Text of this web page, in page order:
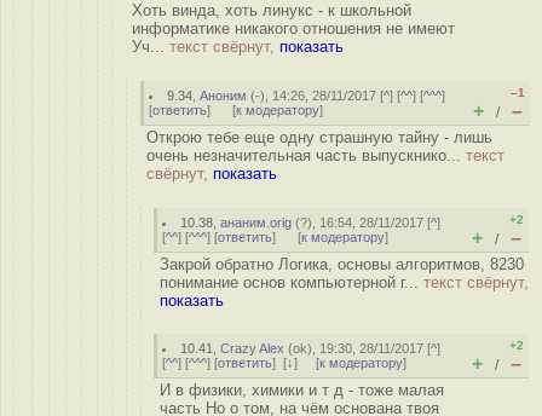
Хоть винда, хоть линукс - к школьной
информатике никакого отношения не имеют
Уч... текст свёрнут, показать
9.34 ,Аноним (-), 14:26, 28/11/2017 [^] [^^] [^^^]
[ответить] [к модератору]
–1
+ / –
Открою тебе еще одну страшную тайну - лишь
очень незначительная часть выпускнико... текст
свёрнут, показать
10.38 ,ананим.orig (?), 16:54, 28/11/2017 [^]
[^^] [^^^] [ответить] [к модератору]
+2
+ / –
Закрой обратно Логика, основы алгоритмов, 8230
понимание основ компьютерной г... текст свёрнут,
показать
10.41 ,Crazy Alex (ok), 19:30, 28/11/2017 [^]
[^^] [^^^] [ответить] [↓] [к модератору]
+2
+ / –
И в физики, химики и т д - тоже малая
часть Но о том, на чём основана твоя